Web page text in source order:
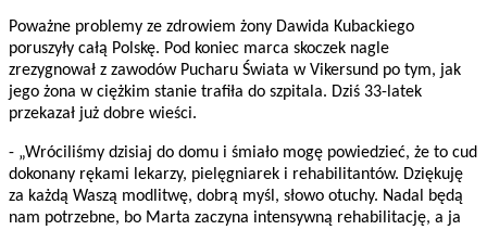
Poważne problemy ze zdrowiem żony Dawida Kubackiego
poruszyły całą Polskę. Pod koniec marca skoczek nagle
zrezygnował z zawodów Pucharu Świata w Vikersund po tym, jak
jego żona w ciężkim stanie trafiła do szpitala. Dziś 33-latek
przekazał już dobre wieści.
- „Wróciliśmy dzisiaj do domu i śmiało mogę powiedzieć, że to cud
dokonany rękami lekarzy, pielęgniarek i rehabilitantów. Dziękuję
za każdą Waszą modlitwę, dobrą myśl, słowo otuchy. Nadal będą
nam potrzebne, bo Marta zaczyna intensywną rehabilitację, a ja